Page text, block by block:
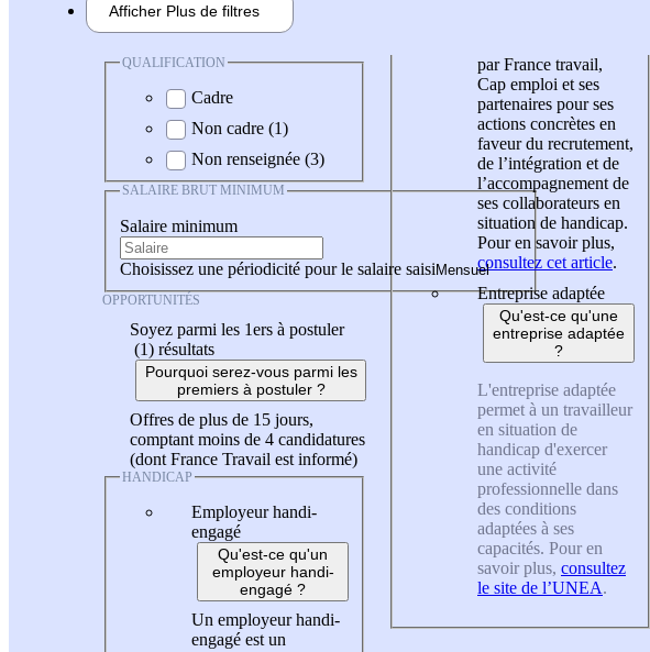
Afficher Plus de filtres
QUALIFICATION
Cadre
Non cadre (1)
Non renseignée (3)
SALAIRE BRUT MINIMUM
Salaire minimum
Choisissez une périodicité pour le salaire saisi
OPPORTUNITÉS
Soyez parmi les 1ers à postuler
(1) résultats
Pourquoi serez-vous parmi les
premiers à postuler ?
Offres de plus de 15 jours,
comptant moins de 4 candidatures
(dont France Travail est informé)
HANDICAP
Employeur handi-
engagé
Qu'est-ce qu'un
employeur handi-
engagé ?
Un employeur handi-
engagé est un
par France travail,
Cap emploi et ses
partenaires pour ses
actions concrètes en
faveur du recrutement,
de l’intégration et de
l’accompagnement de
ses collaborateurs en
situation de handicap.
Pour en savoir plus,
consultez cet article.
Entreprise adaptée
Qu'est-ce qu'une
entreprise adaptée
?
L'entreprise adaptée
permet à un travailleur
en situation de
handicap d'exercer
une activité
professionnelle dans
des conditions
adaptées à ses
capacités. Pour en
savoir plus, consultez
le site de l’UNEA.